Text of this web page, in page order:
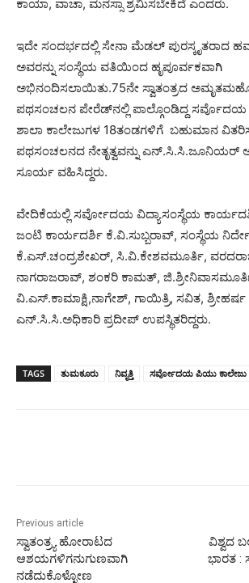
ಕಾಯಾ, ವಾಚಾ, ಮನಸ್ಸಾ ಶ್ರಮಿಸಬೇಕಿದೆ ಎಂದರು.
ಇದೇ ಸಂದರ್ಭದಲ್ಲಿ ಸೇನಾ ಮೆಡಲ್ ಪುರಸ್ಕೃತರಾದ
ಅವರನ್ನು ಸಂಸ್ಥೆಯ ವತಿಯಿಂದ ಹೃಪೂರ್ವಕವಾಗಿ
ಅಭಿನಂದಿಸಲಾಯಿತು.75ನೇ ಸ್ವಾತಂತ್ರದ
ಪಥಸಂಚಲನ ಪೇರೆಡ್‌ನಲ್ಲಿ ಪಾಲ್ಗೊಂಡಿದ್ದ
ಶಾಲಾ ಕಾಲೇಜುಗಳ 18ತಂಡಗಳಿಗೆ ಬಹುಮಾನ
ಪಥಸಂಚಲನದ ನೇತೃತ್ವವನ್ನು
ಸೂರ್ಯ ವಹಿಸಿದ್ದರು.
ವೇದಿಕೆಯಲ್ಲಿ ಸರ್ವೋದಯ ವಿದ್ಯಾಸಂಸ್ಥೆಯ
ಜಂಟಿ ಕಾರ್ಯದರ್ಶಿ ಕೆ.ವಿ.ಸುಬ್ಬರಾವ್, ಸಂಸ್ಥೆಯ
ಕೆ.ಎಸ್.ಚಂದ್ರಶೇಖರ್, ಸಿ.ವಿ.ಕೇಶವಮೂರ್ತಿ, ವರದರಾಜ
ನಾಗರಾಜರಾವ್, ಶಂಕರಿ ಕಾಮತ್,
ವಿ.ಎಸ್.ಕಾಮಾಕ್ಷಿ,ನಾಗೇಶ್, ಗಾಯಿತ್ರಿ, ಸವಿತ,
ಎನ್.ಸಿ.ಸಿ.ಅಧಿಕಾರಿ ಪ್ರದೀಪ್ ಉಪಸ್ಥಿತರಿದ್ದರು.
TAGS ತುಮಕೂರು ನಿವೃತ್ತಿ ಸರ್ವೋದಯ ಪಿಯು ಕಾಲೇಜು
Previous article
ಸ್ವಾತಂತ್ರ್ಯ ಹೋರಾಟದ
ಆಶಯಗಳಿಗನುಗುಣವಾಗಿ
ನಡೆದುಕೊಳ್ಳೋಣ
ವಿಶ್ವದ
ಭಾರತ :